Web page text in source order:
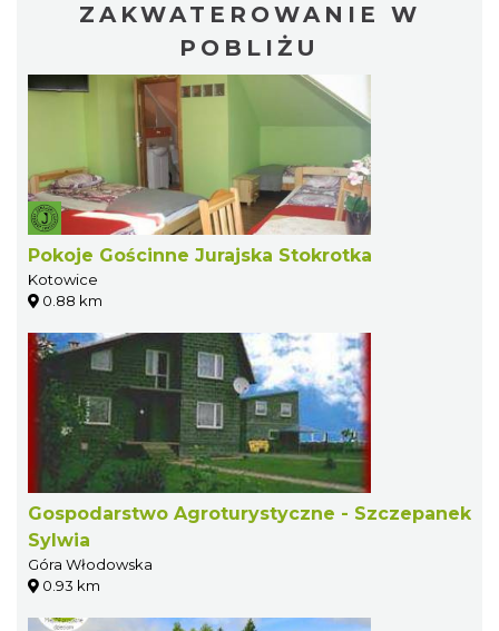
ZAKWATEROWANIE W
POBLIŻU
Pokoje Gościnne Jurajska Stokrotka
Kotowice
0.88 km
Gospodarstwo Agroturystyczne - Szczepanek
Sylwia
Góra Włodowska
0.93 km